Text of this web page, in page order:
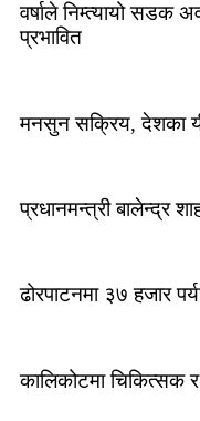
वर्षाले निम्त्यायो सडक
प्रभावित
मनसुन सक्रिय, देशका यी
प्रधानमन्त्री बालेन्द्र
ढोरपाटनमा ३७ हजार
कालिकोटमा चिकित्सक